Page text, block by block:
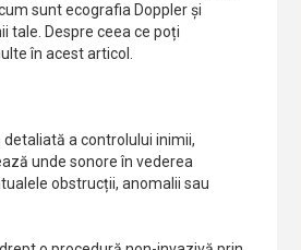
sunt ecografia Doppler și
tale. Despre ceea ce poți
în acest articol.
detaliată a controlului inimii,
unde sonore în vederea
obstrucții, anomalii sau